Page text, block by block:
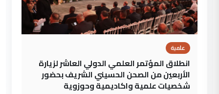
علمية
انطلاق المؤتمر العلمي الدولي العاشر لزيارة
الأربعين من الصحن الحسيني الشريف بحضور
شخصيات علمية واكاديمية وحوزوية